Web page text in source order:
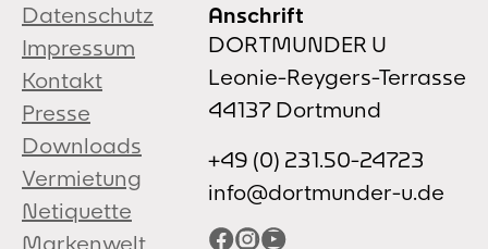
Datenschutz
Impressum
Kontakt
Presse
Downloads
Vermietung
Netiquette
Markenwelt
Anschrift
DORTMUNDER U
Leonie-Reygers-Terrasse
44137 Dortmund
+49 (0) 231.50-24723
info@dortmunder-u.de
Facebook
Instagram
YouTube